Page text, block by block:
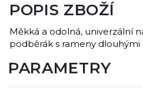
POPIS ZBOŽÍ
Měkká a odolná, univerzální
podběrák s rameny dlouhými
PARAMETRY